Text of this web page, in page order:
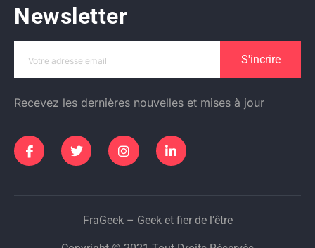
Newsletter
S'incrire
Recevez les dernières nouvelles et mises à jour
FraGeek – Geek et fier de l’être